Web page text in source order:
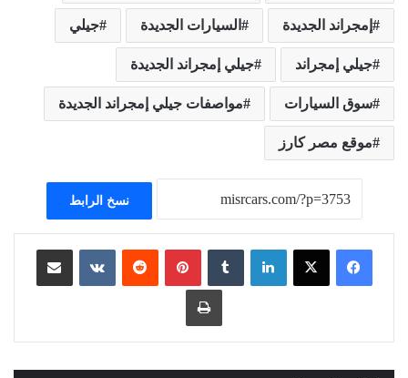
إمجراند الجديدة السيارات الجديدة جيلي
جيلي إمجراند جيلي إمجراند الجديدة
سوق السيارات مواصفات جيلي إمجراند الجديدة
موقع مصر كارز
نسخ الرابط
لينكدإن ‏Tumblr بينتيريست
‏Reddit
‏VKontakte مشاركة عبر البريد
طباعة